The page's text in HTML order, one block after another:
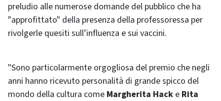
preludio alle numerose domande del pubblico che ha
"approfittato" della presenza della professoressa per
rivolgerle quesiti sull’influenza e sui vaccini.
"Sono particolarmente orgogliosa del premio che negli
anni hanno ricevuto personalità di grande spicco del
mondo della cultura come Margherita Hack e Rita